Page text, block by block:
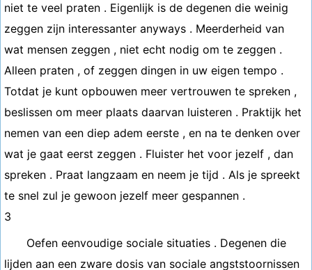
niet te veel praten . Eigenlijk is de degenen die weinig
zeggen zijn interessanter anyways . Meerderheid van
wat mensen zeggen , niet echt nodig om te zeggen .
Alleen praten , of zeggen dingen in uw eigen tempo .
Totdat je kunt opbouwen meer vertrouwen te spreken ,
beslissen om meer plaats daarvan luisteren . Praktijk het
nemen van een diep adem eerste , en na te denken over
wat je gaat eerst zeggen . Fluister het voor jezelf , dan
spreken . Praat langzaam en neem je tijd . Als je spreekt
te snel zul je gewoon jezelf meer gespannen .
3
Oefen eenvoudige sociale situaties . Degenen die
lijden aan een zware dosis van sociale angststoornissen